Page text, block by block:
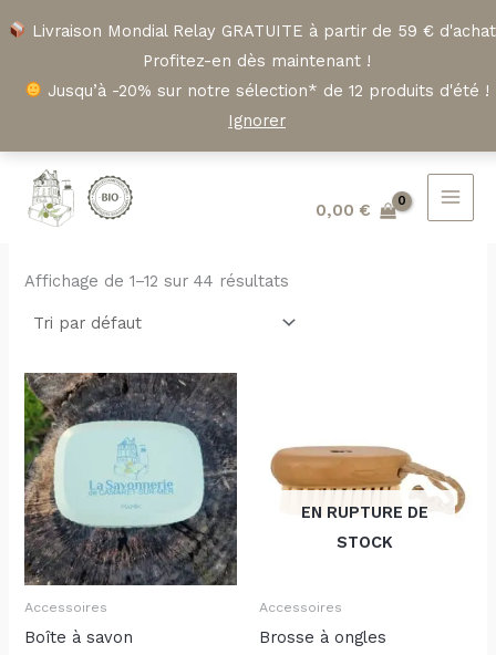
Livraison Mondial Relay GRATUITE à partir de 59 €
Profitez-en dès maintenant !
Jusqu’à -20% sur notre sélection* de 12 produits d'été !
Ignorer
au
0,00 €
Affichage de 1–12 sur 44 résultats
Accessoires
Boîte à savon
EN RUPTURE DE
STOCK
Accessoires
Brosse à ongles